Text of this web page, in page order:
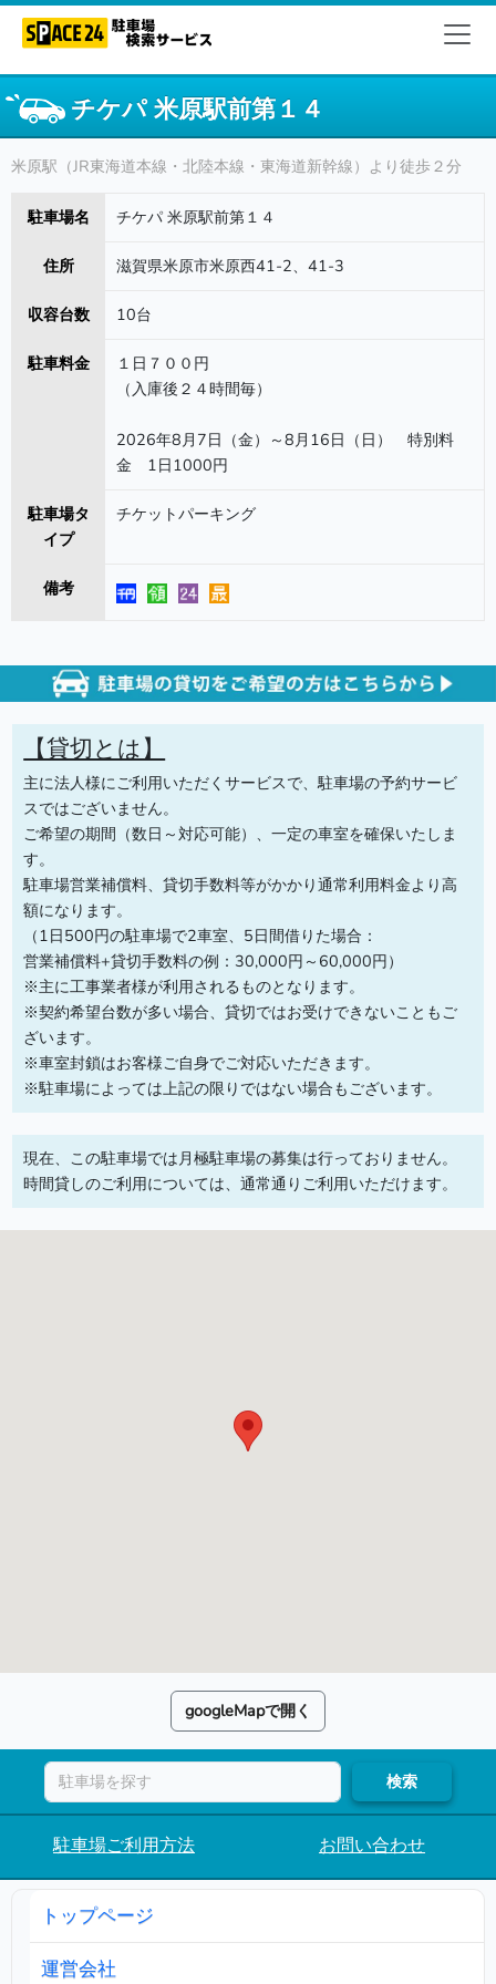
チケパ 米原駅前第１４
米原駅（JR東海道本線・北陸本線・東海道新幹線）より徒歩２分
駐車場名 チケパ 米原駅前第１４
住所 滋賀県米原市米原西41-2、41-3
収容台数 10台
駐車料金
１日７００円
（入庫後２４時間毎）
2026年8月7日（金）～8月16日（日） 特別料
金 1日1000円
駐車場タ
イプ
チケットパーキング
備考
【貸切とは】
主に法人様にご利用いただくサービスで、駐車場の予約サービ
スではございません。
ご希望の期間（数日～対応可能）、一定の車室を確保いたしま
す。
駐車場営業補償料、貸切手数料等がかかり通常利用料金より高
額になります。
（1日500円の駐車場で2車室、5日間借りた場合：
営業補償料+貸切手数料の例：30,000円～60,000円）
※主に工事業者様が利用されるものとなります。
※契約希望台数が多い場合、貸切ではお受けできないこともご
ざいます。
※車室封鎖はお客様ご自身でご対応いただきます。
※駐車場によっては上記の限りではない場合もございます。
現在、この駐車場では月極駐車場の募集は行っておりません。
時間貸しのご利用については、通常通りご利用いただけます。
googleMapで開く
検索
駐車場ご利用方法 お問い合わせ
トップページ
運営会社